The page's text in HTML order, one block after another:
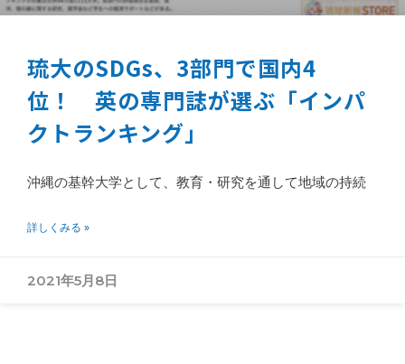
琉大のSDGs、3部門で国内4
位！ 英の専門誌が選ぶ「インパ
クトランキング」
沖縄の基幹大学として、教育・研究を通して地域の持続
詳しくみる »
2021年5月8日